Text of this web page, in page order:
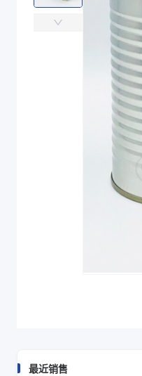
应用场景：主要适用于各类罐头
在线询价
马口铁罐
马口铁
83.3、72.9
130、120
口径
最近销售